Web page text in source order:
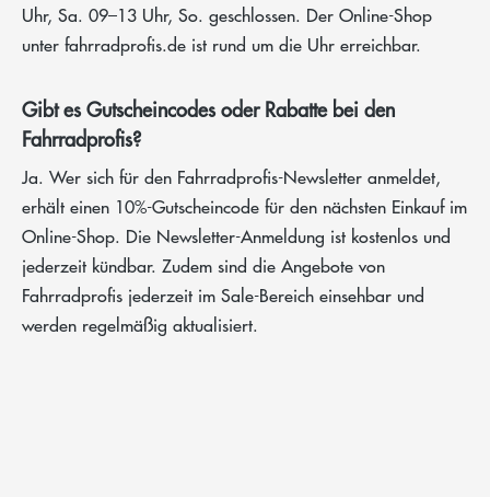
Uhr, Sa. 09–13 Uhr, So. geschlossen. Der Online-Shop
unter fahrradprofis.de ist rund um die Uhr erreichbar.
Gibt es Gutscheincodes oder Rabatte bei den
Fahrradprofis?
Ja. Wer sich für den Fahrradprofis-Newsletter anmeldet,
erhält einen 10%-Gutscheincode für den nächsten Einkauf im
Online-Shop. Die Newsletter-Anmeldung ist kostenlos und
jederzeit kündbar. Zudem sind die Angebote von
Fahrradprofis jederzeit im Sale-Bereich einsehbar und
werden regelmäßig aktualisiert.